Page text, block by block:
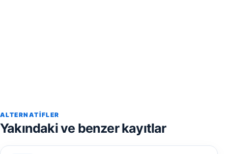
ALTERNATIFLER
Yakındaki ve benzer kayıtlar